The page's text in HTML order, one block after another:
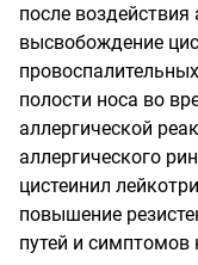
после воздействия
высвобождение
полости носа во
аллергической
аллергического
цистеинил
повышение
путей и симптомов